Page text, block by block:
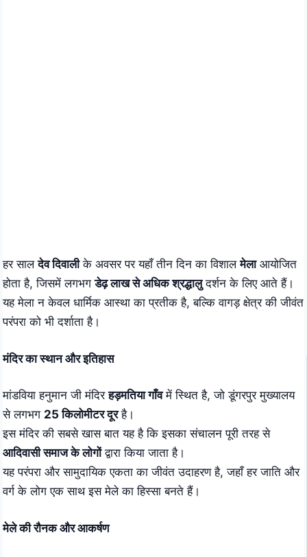
हर सालदेव दिवालीके अवसर पर यहाँ तीन दिन का विशालमेलाआयोजित
होता है, जिसमें लगभगडेढ़ लाख से अधिक श्रद्धालुदर्शन के लिए आते हैं।
यह मेला न केवल धार्मिक आस्था का प्रतीक है, बल्कि वागड़ क्षेत्र की जीवंत
परंपरा को भी दर्शाता है।
मंदिर का स्थान और इतिहास
मांडविया हनुमान जी मंदिरहड़मतिया गाँवमें स्थित है, जो डूंगरपुर मुख्यालय
से लगभग 25 किलोमीटर दूरहै।
इस मंदिर की सबसे खास बात यह है कि इसका संचालन पूरी तरह से
आदिवासी समाज के लोगोंद्वारा किया जाता है।
यह परंपरा और सामुदायिक एकता का जीवंत उदाहरण है, जहाँ हर जाति और
वर्ग के लोग एक साथ इस मेले का हिस्सा बनते हैं।
मेले की रौनक और आकर्षण